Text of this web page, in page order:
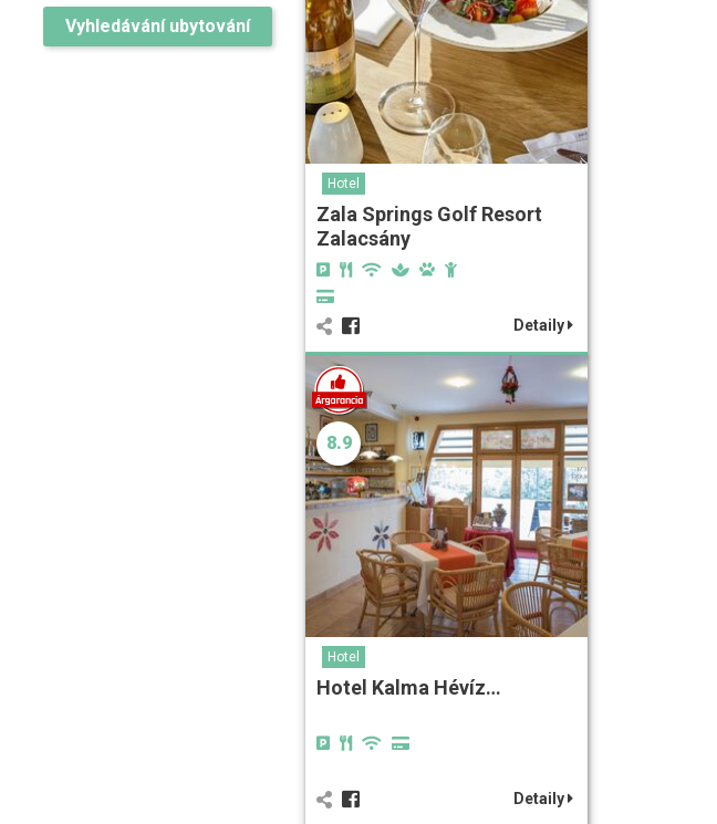
Vyhledávání ubytování
Hotel
Zala Springs Golf Resort
Zalacsány
Detaily
8.9
Hotel
Hotel Kalma Hévíz…
Detaily